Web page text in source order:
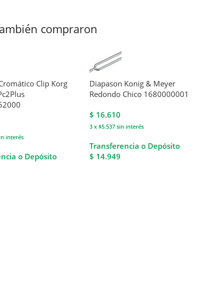
compraron
Clip Korg
interés
o Depósito
Diapason Konig & Meyer
Redondo Chico 1680000001
$ 16.610
3 x $5.537sin interés
Transferencia o Depósito
$ 14.949